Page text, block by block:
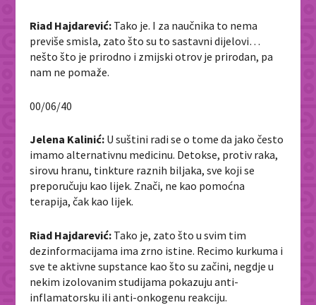
Riad Hajdarević: Tako je. I za naučnika to nema
previše smisla, zato što su to sastavni dijelovi…
nešto što je prirodno i zmijski otrov je prirodan, pa
nam ne pomaže.
00/06/40
Jelena Kalinić: U suštini radi se o tome da jako često
imamo alternativnu medicinu. Detokse, protiv raka,
sirovu hranu, tinkture raznih biljaka, sve koji se
preporučuju kao lijek. Znači, ne kao pomoćna
terapija, čak kao lijek.
Riad Hajdarević: Tako je, zato što u svim tim
dezinformacijama ima zrno istine. Recimo kurkuma i
sve te aktivne supstance kao što su začini, negdje u
nekim izolovanim studijama pokazuju anti-
inflamatorsku ili anti-onkogenu reakciju.